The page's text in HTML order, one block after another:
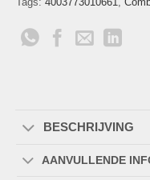
BESCHRIJVING
AANVULLENDE